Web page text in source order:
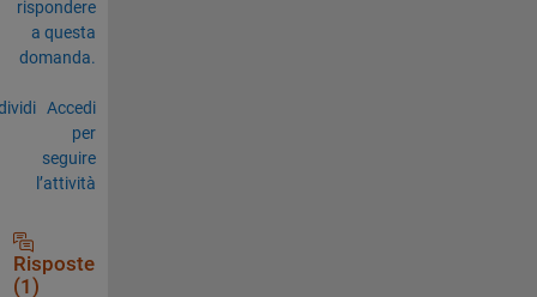
rispondere
a questa
domanda.
Accedi
per
seguire
l’attività
Risposte
(1)